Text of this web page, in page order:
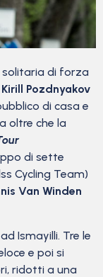
solitaria di forza
Kirill Pozdnyakov
di casa e
oltre che la
di sette
Cycling Team)
Van Winden
Ismayilli. Tre le
e poi si
ridotti a una